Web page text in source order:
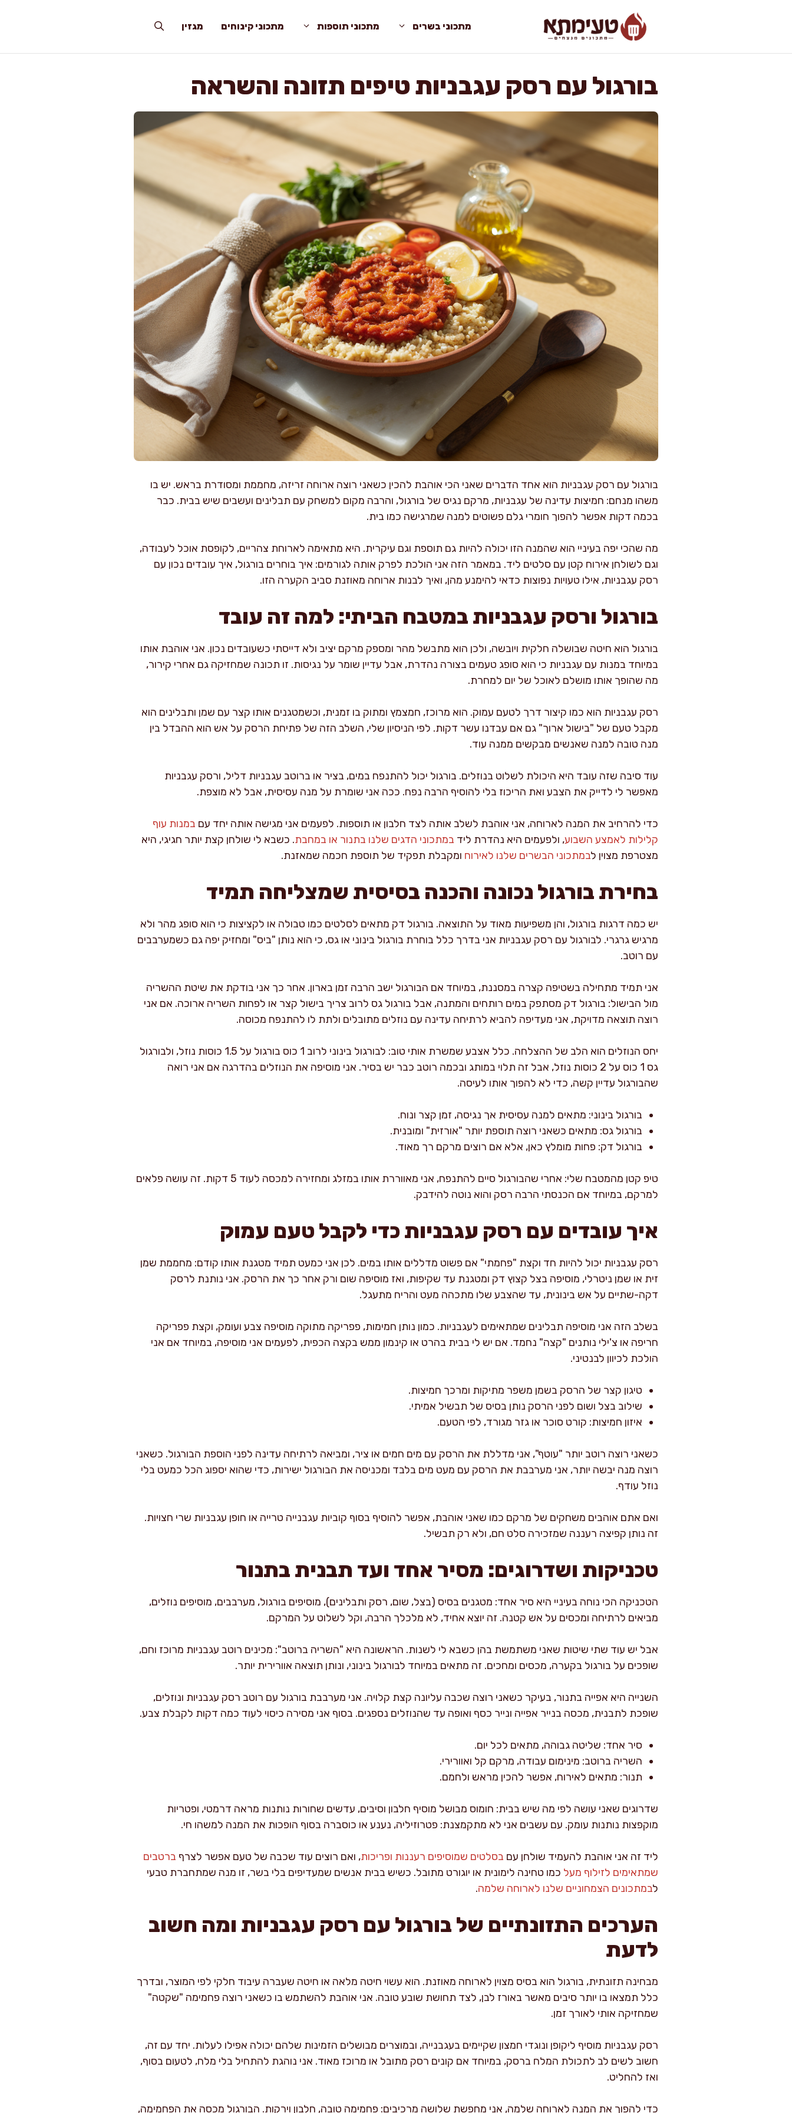
מתכוני בשרים מתכוני תוספות מתכוני קינוחים מגזין
בורגול עם רסק עגבניות טיפים תזונה והשראה
בורגול עם רסק עגבניות הוא אחד הדברים שאני הכי אוהבת להכין כשאני רוצה ארוחה זריזה, מחממת ומסודרת בראש. יש בו
משהו מנחם: חמיצות עדינה של עגבניות, מרקם נגיס של בורגול, והרבה מקום למשחק עם תבלינים ועשבים שיש בבית. כבר
בכמה דקות אפשר להפוך חומרי גלם פשוטים למנה שמרגישה כמו בית.
מה שהכי יפה בעיניי הוא שהמנה הזו יכולה להיות גם תוספת וגם עיקרית. היא מתאימה לארוחת צהריים, לקופסת אוכל לעבודה,
וגם לשולחן אירוח קטן עם סלטים ליד. במאמר הזה אני הולכת לפרק אותה לגורמים: איך בוחרים בורגול, איך עובדים נכון עם
רסק עגבניות, אילו טעויות נפוצות כדאי להימנע מהן, ואיך לבנות ארוחה מאוזנת סביב הקערה הזו.
בורגול ורסק עגבניות במטבח הביתי: למה זה עובד
בורגול הוא חיטה שבושלה חלקית ויובשה, ולכן הוא מתבשל מהר ומספק מרקם יציב ולא דייסתי כשעובדים נכון. אני אוהבת אותו
במיוחד במנות עם עגבניות כי הוא סופג טעמים בצורה נהדרת, אבל עדיין שומר על נגיסות. זו תכונה שמחזיקה גם אחרי קירור,
מה שהופך אותו מושלם לאוכל של יום למחרת.
רסק עגבניות הוא כמו קיצור דרך לטעם עמוק. הוא מרוכז, חמצמץ ומתוק בו זמנית, וכשמטגנים אותו קצר עם שמן ותבלינים הוא
מקבל טעם של "בישול ארוך" גם אם עבדנו עשר דקות. לפי הניסיון שלי, השלב הזה של פתיחת הרסק על אש הוא ההבדל בין
מנה טובה למנה שאנשים מבקשים ממנה עוד.
עוד סיבה שזה עובד היא היכולת לשלוט בנוזלים. בורגול יכול להתנפח במים, בציר או ברוטב עגבניות דליל, ורסק עגבניות
מאפשר לי לדייק את הצבע ואת הריכוז בלי להוסיף הרבה נפח. ככה אני שומרת על מנה עסיסית, אבל לא מוצפת.
כדי להרחיב את המנה לארוחה, אני אוהבת לשלב אותה לצד חלבון או תוספות. לפעמים אני מגישה אותה יחד עם במנות עוף
קלילות לאמצע השבוע, ולפעמים היא נהדרת ליד במתכוני הדגים שלנו בתנור או במחבת. כשבא לי שולחן קצת יותר חגיגי, היא
מצטרפת מצוין לבמתכוני הבשרים שלנו לאירוח ומקבלת תפקיד של תוספת חכמה שמאזנת.
בחירת בורגול נכונה והכנה בסיסית שמצליחה תמיד
יש כמה דרגות בורגול, והן משפיעות מאוד על התוצאה. בורגול דק מתאים לסלטים כמו טבולה או לקציצות כי הוא סופג מהר ולא
מרגיש גרגרי. לבורגול עם רסק עגבניות אני בדרך כלל בוחרת בורגול בינוני או גס, כי הוא נותן "ביס" ומחזיק יפה גם כשמערבבים
עם רוטב.
אני תמיד מתחילה בשטיפה קצרה במסננת, במיוחד אם הבורגול ישב הרבה זמן בארון. אחר כך אני בודקת את שיטת ההשריה
מול הבישול: בורגול דק מסתפק במים רותחים והמתנה, אבל בורגול גס לרוב צריך בישול קצר או לפחות השריה ארוכה. אם אני
רוצה תוצאה מדויקת, אני מעדיפה להביא לרתיחה עדינה עם נוזלים מתובלים ולתת לו להתנפח מכוסה.
יחס הנוזלים הוא הלב של ההצלחה. כלל אצבע שמשרת אותי טוב: לבורגול בינוני לרוב 1 כוס בורגול על 1.5 כוסות נוזל, ולבורגול
גס 1 כוס על 2 כוסות נוזל, אבל זה תלוי במותג ובכמה רוטב כבר יש בסיר. אני מוסיפה את הנוזלים בהדרגה אם אני רואה
שהבורגול עדיין קשה, כדי לא להפוך אותו לעיסה.
בורגול בינוני: מתאים למנה עסיסית אך נגיסה, זמן קצר ונוח.
בורגול גס: מתאים כשאני רוצה תוספת יותר "אורזית" ומובנית.
בורגול דק: פחות מומלץ כאן, אלא אם רוצים מרקם רך מאוד.
טיפ קטן מהמטבח שלי: אחרי שהבורגול סיים להתנפח, אני מאווררת אותו במזלג ומחזירה למכסה לעוד 5 דקות. זה עושה פלאים
למרקם, במיוחד אם הכנסתי הרבה רסק והוא נוטה להידבק.
איך עובדים עם רסק עגבניות כדי לקבל טעם עמוק
רסק עגבניות יכול להיות חד וקצת "פחמתי" אם פשוט מדללים אותו במים. לכן אני כמעט תמיד מטגנת אותו קודם: מחממת שמן
זית או שמן ניטרלי, מוסיפה בצל קצוץ דק ומטגנת עד שקיפות, ואז מוסיפה שום ורק אחר כך את הרסק. אני נותנת לרסק
דקה-שתיים על אש בינונית, עד שהצבע שלו מתכהה מעט והריח מתעגל.
בשלב הזה אני מוסיפה תבלינים שמתאימים לעגבניות. כמון נותן חמימות, פפריקה מתוקה מוסיפה צבע ועומק, וקצת פפריקה
חריפה או צ'ילי נותנים "קצה" נחמד. אם יש לי בבית בהרט או קינמון ממש בקצה הכפית, לפעמים אני מוסיפה, במיוחד אם אני
הולכת לכיוון לבנטיני.
טיגון קצר של הרסק בשמן משפר מתיקות ומרכך חמיצות.
שילוב בצל ושום לפני הרסק נותן בסיס של תבשיל אמיתי.
איזון חמיצות: קורט סוכר או גזר מגורד, לפי הטעם.
כשאני רוצה רוטב יותר "עוטף", אני מדללת את הרסק עם מים חמים או ציר, ומביאה לרתיחה עדינה לפני הוספת הבורגול. כשאני
רוצה מנה יבשה יותר, אני מערבבת את הרסק עם מעט מים בלבד ומכניסה את הבורגול ישירות, כדי שהוא יספוג הכל כמעט בלי
נוזל עודף.
ואם אתם אוהבים משחקים של מרקם כמו שאני אוהבת, אפשר להוסיף בסוף קוביות עגבנייה טרייה או חופן עגבניות שרי חצויות.
זה נותן קפיצה רעננה שמזכירה סלט חם, ולא רק תבשיל.
טכניקות ושדרוגים: מסיר אחד ועד תבנית בתנור
הטכניקה הכי נוחה בעיניי היא סיר אחד: מטגנים בסיס (בצל, שום, רסק ותבלינים), מוסיפים בורגול, מערבבים, מוסיפים נוזלים,
מביאים לרתיחה ומכסים על אש קטנה. זה יוצא אחיד, לא מלכלך הרבה, וקל לשלוט על המרקם.
אבל יש עוד שתי שיטות שאני משתמשת בהן כשבא לי לשנות. הראשונה היא "השריה ברוטב": מכינים רוטב עגבניות מרוכז וחם,
שופכים על בורגול בקערה, מכסים ומחכים. זה מתאים במיוחד לבורגול בינוני, ונותן תוצאה אוורירית יותר.
השנייה היא אפייה בתנור, בעיקר כשאני רוצה שכבה עליונה קצת קלויה. אני מערבבת בורגול עם רוטב רסק עגבניות ונוזלים,
שופכת לתבנית, מכסה בנייר אפייה ונייר כסף ואופה עד שהנוזלים נספגים. בסוף אני מסירה כיסוי לעוד כמה דקות לקבלת צבע.
סיר אחד: שליטה גבוהה, מתאים לכל יום.
השריה ברוטב: מינימום עבודה, מרקם קל ואוורירי.
תנור: מתאים לאירוח, אפשר להכין מראש ולחמם.
שדרוגים שאני עושה לפי מה שיש בבית: חומוס מבושל מוסיף חלבון וסיבים, עדשים שחורות נותנות מראה דרמטי, ופטריות
מוקפצות נותנות עומק. עם עשבים אני לא מתקמצנת: פטרוזיליה, נענע או כוסברה בסוף הופכות את המנה למשהו חי.
ליד זה אני אוהבת להעמיד שולחן עם בסלטים שמוסיפים רעננות ופריכות, ואם רוצים עוד שכבה של טעם אפשר לצרף ברטבים
שמתאימים לזילוף מעל כמו טחינה לימונית או יוגורט מתובל. כשיש בבית אנשים שמעדיפים בלי בשר, זו מנה שמתחברת טבעי
לבמתכונים הצמחוניים שלנו לארוחה שלמה.
הערכים התזונתיים של בורגול עם רסק עגבניות ומה חשוב
לדעת
מבחינה תזונתית, בורגול הוא בסיס מצוין לארוחה מאוזנת. הוא עשוי חיטה מלאה או חיטה שעברה עיבוד חלקי לפי המוצר, ובדרך
כלל תמצאו בו יותר סיבים מאשר באורז לבן, לצד תחושת שובע טובה. אני אוהבת להשתמש בו כשאני רוצה פחמימה "שקטה"
שמחזיקה אותי לאורך זמן.
רסק עגבניות מוסיף ליקופן ונוגדי חמצון שקיימים בעגבנייה, ובמוצרים מבושלים הזמינות שלהם יכולה אפילו לעלות. יחד עם זה,
חשוב לשים לב לתכולת המלח ברסק, במיוחד אם קונים רסק מתובל או מרוכז מאוד. אני נוהגת להתחיל בלי מלח, לטעום בסוף,
ואז להחליט.
כדי להפוך את המנה לארוחה שלמה, אני מחפשת שלושה מרכיבים: פחמימה טובה, חלבון וירקות. הבורגול מכסה את הפחמימה,